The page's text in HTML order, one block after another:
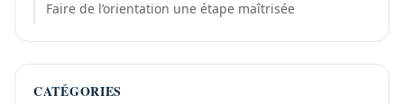
Faire de l’orientation une étape maîtrisée
CATÉGORIES